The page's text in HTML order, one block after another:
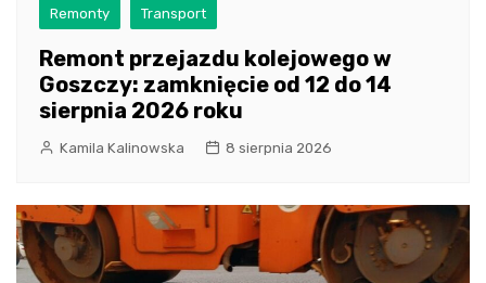
Remonty Transport
Remont przejazdu kolejowego w
Goszczy: zamknięcie od 12 do 14
sierpnia 2026 roku
Kamila Kalinowska 8 sierpnia 2026